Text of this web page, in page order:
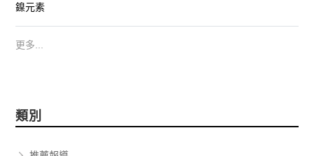
鎳元素
更多...
類別